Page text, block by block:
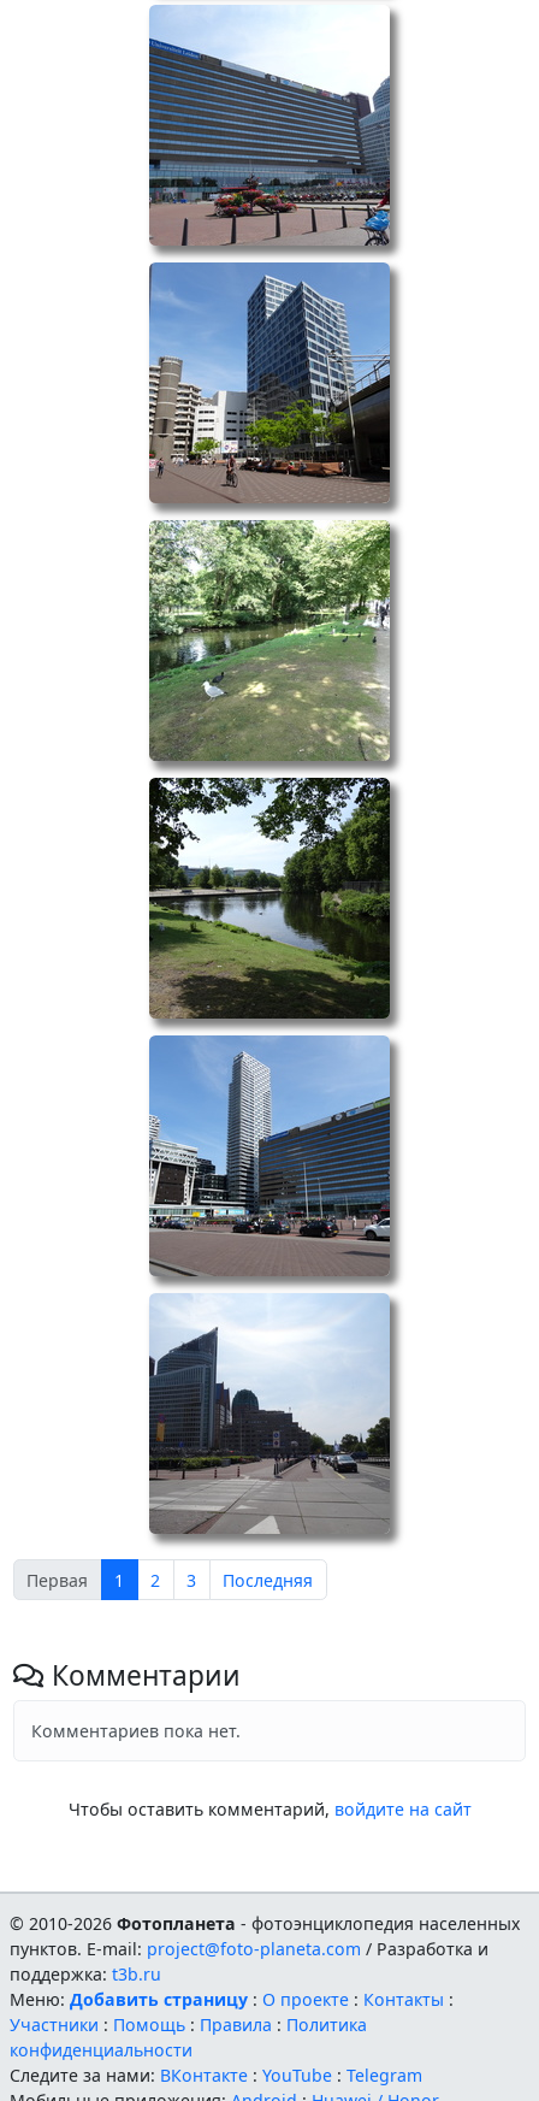
Первая 1 2 3 Последняя
Комментарии
Комментариев пока нет.
Чтобы оставить комментарий, войдите на сайт
© 2010-2026Фотопланета - фотоэнциклопедия населенных
пунктов. E-mail: project@foto-planeta.com / Разработка и
поддержка:t3b.ru
Меню:Добавить страницу : О проекте : Контакты :
Участники : Помощь : Правила : Политика
конфиденциальности
Следите за нами: ВКонтакте :YouTube :Telegram